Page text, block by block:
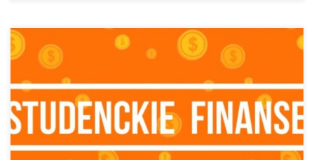
W chwili pisania tego artykułu pierwszy odcinek Studenckich
Finansów obejrzeliście 3 tysiące razy! To bardzo budujące! O
formach pomocy materialnej dla studentów rozmawiałem z
Janem Białkiem. Możliwości jest kilka Podczas mojej rozmowy z
Janem Białkiem – Przewodniczącym Komisji Socjalno-
Ekonomicznej Zarządu […]